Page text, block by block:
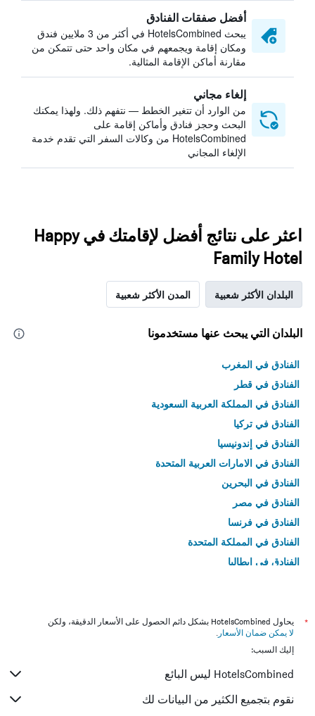
أفضل صفقات الفنادق
يبحث HotelsCombined في أكثر من 3 ملايين فندق
ومكان إقامة ويجمعهم في مكان واحد حتى تتمكن من
مقارنة أماكن الإقامة المثالية.
إلغاء مجاني
من الوارد أن تتغير الخطط — نتفهم ذلك. ولهذا يمكنك
البحث وحجز فنادق وأماكن إقامة على
HotelsCombined من وكالات السفر التي تقدم خدمة
الإلغاء المجاني
اعثر على نتائج أفضل لإقامتك في Happy
Family Hotel
البلدان الأكثر شعبية المدن الأكثر شعبية
البلدان التي يبحث عنها مستخدمونا
الفنادق في المغرب
الفنادق في قطر
الفنادق في المملكة العربية السعودية
الفنادق في تركيا
الفنادق في إندونيسيا
الفنادق في الامارات العربية المتحدة
الفنادق في البحرين
الفنادق في مصر
الفنادق في فرنسا
الفنادق في المملكة المتحدة
الفنادق في إيطاليا
*
يحاول HotelsCombined بشكل دائم الحصول على الأسعار الدقيقة، ولكن
لا يمكن ضمان الأسعار .
إليك السبب:
HotelsCombined ليس البائع
نقوم بتجميع الكثير من البيانات لك